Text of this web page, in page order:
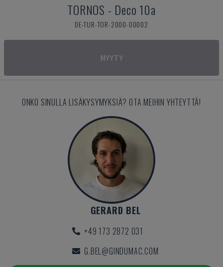
TORNOS - Deco 10a
DE-TUR-TOR-2000-00002
MYYTY
ONKO SINULLA LISÄKYSYMYKSIÄ? OTA MEIHIN YHTEYTTÄ!
GERARD BEL
+49 173 2872 031
G.BEL@GINDUMAC.COM